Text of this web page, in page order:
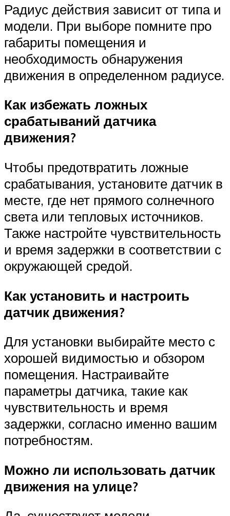
Радиус действия зависит от типа и
модели. При выборе помните про
габариты помещения и
необходимость обнаружения
движения в определенном радиусе.
Как избежать ложных
срабатываний датчика
движения?
Чтобы предотвратить ложные
срабатывания, установите датчик в
месте, где нет прямого солнечного
света или тепловых источников.
Также настройте чувствительность
и время задержки в соответствии с
окружающей средой.
Как установить и настроить
датчик движения?
Для установки выбирайте место с
хорошей видимостью и обзором
помещения. Настраивайте
параметры датчика, такие как
чувствительность и время
задержки, согласно именно вашим
потребностям.
Можно ли использовать датчик
движения на улице?